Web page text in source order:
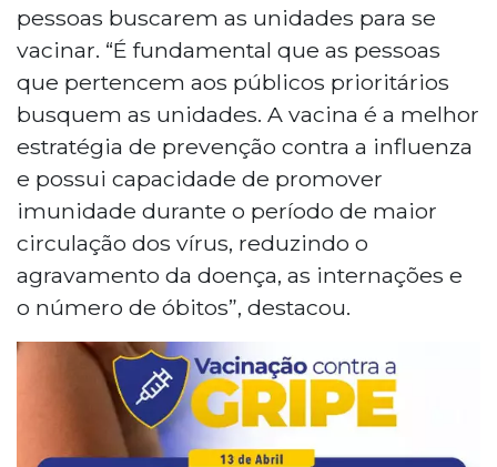
pessoas buscarem as unidades para se
vacinar. “É fundamental que as pessoas
que pertencem aos públicos prioritários
busquem as unidades. A vacina é a melhor
estratégia de prevenção contra a influenza
e possui capacidade de promover
imunidade durante o período de maior
circulação dos vírus, reduzindo o
agravamento da doença, as internações e
o número de óbitos”, destacou.